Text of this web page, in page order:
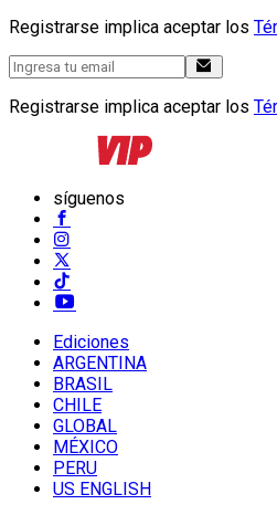
Registrarse implica aceptar los
Registrarse implica aceptar los
síguenos
Ediciones
ARGENTINA
BRASIL
CHILE
GLOBAL
MÉXICO
PERU
US ENGLISH